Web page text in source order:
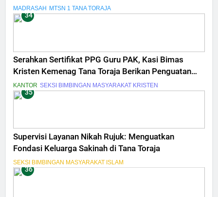
Drs. Shabran Halim
MADRASAH MTSN 1 TANA TORAJA
34
Serahkan Sertifikat PPG Guru PAK, Kasi Bimas
Kristen Kemenag Tana Toraja Berikan Penguatan
Profesionalime dan Peningkatan Kompetensi
KANTOR SEKSI BIMBINGAN MASYARAKAT KRISTEN
35
Supervisi Layanan Nikah Rujuk: Menguatkan
Fondasi Keluarga Sakinah di Tana Toraja
SEKSI BIMBINGAN MASYARAKAT ISLAM
36